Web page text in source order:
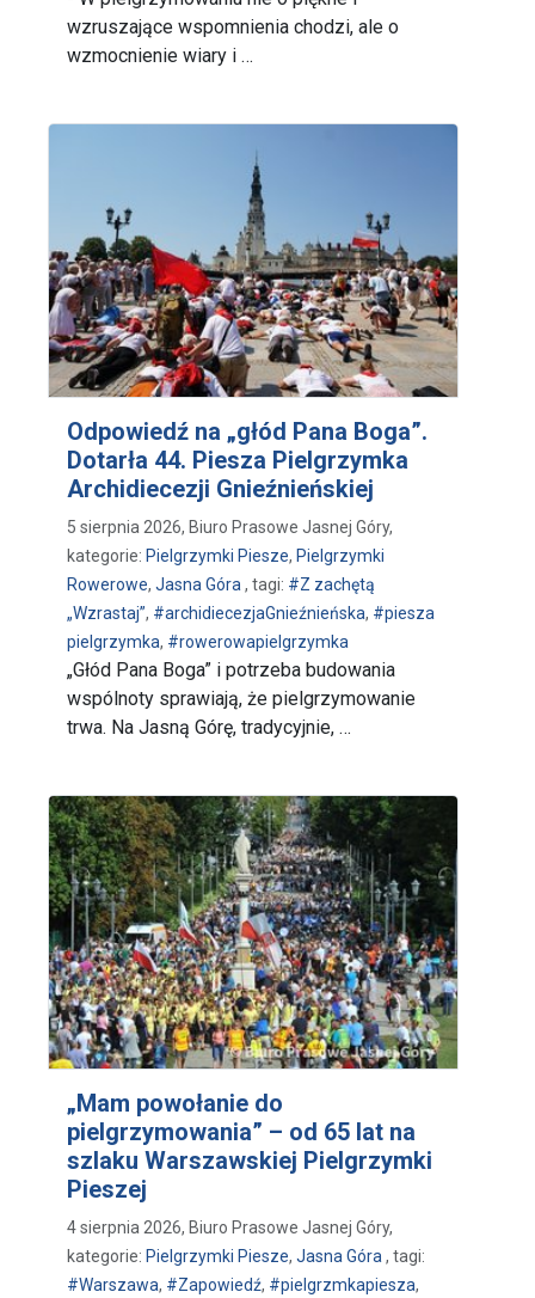
wzruszające wspomnienia chodzi, ale o
wzmocnienie wiary i …
Odpowiedź na „głód Pana Boga”.
Dotarła 44. Piesza Pielgrzymka
Archidiecezji Gnieźnieńskiej
5 sierpnia 2026, Biuro Prasowe Jasnej Góry,
kategorie: Pielgrzymki Piesze, Pielgrzymki
Rowerowe, Jasna Góra , tagi: #Z zachętą
„Wzrastaj”, #archidiecezjaGnieźnieńska, #piesza
pielgrzymka, #rowerowapielgrzymka
„Głód Pana Boga” i potrzeba budowania
wspólnoty sprawiają, że pielgrzymowanie
trwa. Na Jasną Górę, tradycyjnie, …
„Mam powołanie do
pielgrzymowania” – od 65 lat na
szlaku Warszawskiej Pielgrzymki
Pieszej
4 sierpnia 2026, Biuro Prasowe Jasnej Góry,
kategorie: Pielgrzymki Piesze, Jasna Góra , tagi:
#Warszawa, #Zapowiedź, #pielgrzmkapiesza,